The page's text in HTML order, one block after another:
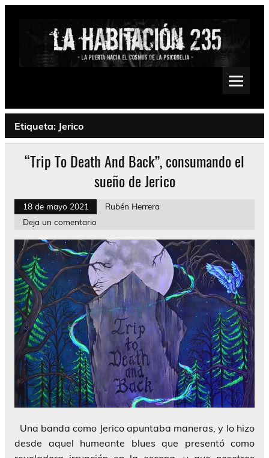
Saltar
Psychedelic, Stoner, Doom, Sludge, Fuzz, Space, Drone
Etiqueta: Jerico
“Trip To Death And Back”, consumando el
sueño de Jerico
18 de mayo 2021
Rubén Herrera
Deja un comentario
Una banda como Jerico apuntaba maneras, y lo hizo
desde aquel humeante blues que presentó como